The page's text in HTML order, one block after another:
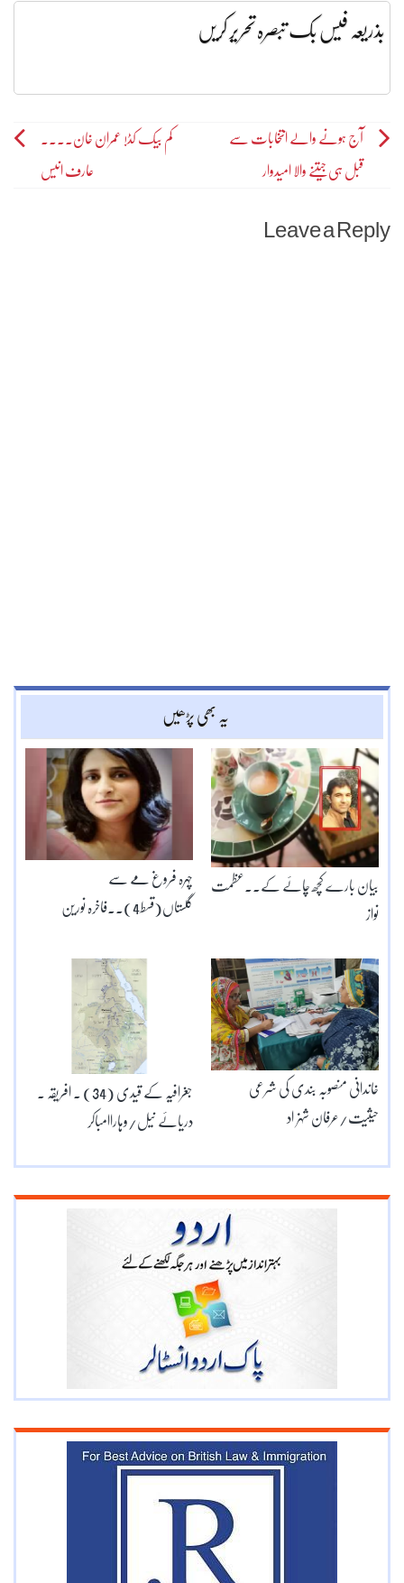
بذریعہ فیس بک تبصرہ تحریر کریں
Post
navigation
آج ہونے والے انتخابات سے
قبل ہی جیتنے والا امیدوار
کم بیک کڈ! عمران خان۔۔۔۔
عارف انیس
Leave a Reply
یہ بھی پڑھیں
چہرہ فروغ مے سے
گلستاں(قسط4)۔۔فاخرہ نورین
بیان بارے کچھ چائے کے۔۔عظمت
نواز
جغرافیہ کے قیدی (34) ۔ افریقہ ۔
دریائے نیل/وہاراامباکر
خاندانی منصوبہ بندی کی شرعی
حیثیت/عرفان شہزاد